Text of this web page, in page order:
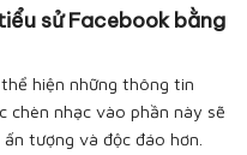
sử Facebook bằng
hiện những thông tin
chèn nhạc vào phần này sẽ
tượng và độc đáo hơn.